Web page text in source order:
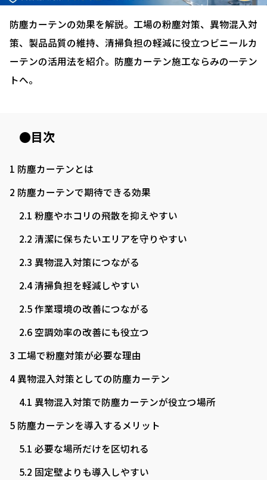
防塵カーテンの効果を解説。工場の粉塵対策、異物混入対
策、製品品質の維持、清掃負担の軽減に役立つビニールカ
ーテンの活用法を紹介。防塵カーテン施工ならみの一テン
トへ。
●目次
1 防塵カーテンとは
2 防塵カーテンで期待できる効果
2.1 粉塵やホコリの飛散を抑えやすい
2.2 清潔に保ちたいエリアを守りやすい
2.3 異物混入対策につながる
2.4清掃負担を軽減しやすい
2.5作業環境の改善につながる
2.6 空調効率の改善にも役立つ
3 工場で粉塵対策が必要な理由
4異物混入対策としての防塵カーテン
4.1 異物混入対策で防塵カーテンが役立つ場所
5 防塵カーテンを導入するメリット
5.1 必要な場所だけを区切れる
5.2 固定壁よりも導入しやすい